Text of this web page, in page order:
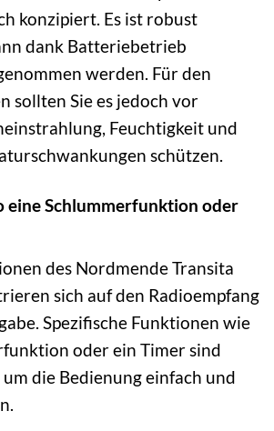
konzipiert. Es ist robust
dank Batteriebetrieb
werden. Für den
sollten Sie es jedoch vor
Feuchtigkeit und
schützen.
eine Schlummerfunktion oder
des Nordmende Transita
sich auf den Radioempfang
Spezifische Funktionen wie
oder ein Timer sind
die Bedienung einfach und